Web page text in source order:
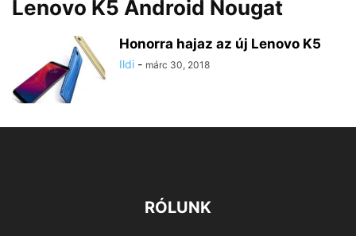
Lenovo K5 Android Nougat
Honorra hajaz az új Lenovo K5
Ildi - márc 30, 2018
RÓLUNK